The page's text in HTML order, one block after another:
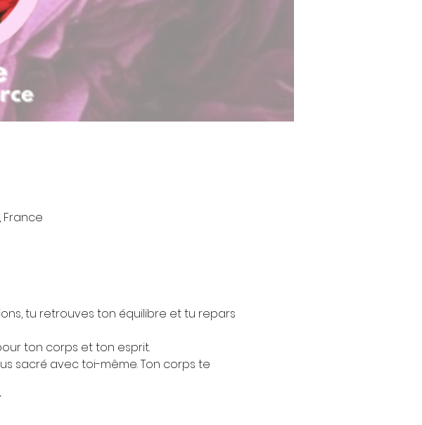
France
tu retrouves ton équilibre et tu repars
ton corps et ton esprit.
sacré avec toi-même. Ton corps te